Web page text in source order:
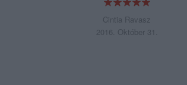
Cintia Ravasz
2016. Október 31.